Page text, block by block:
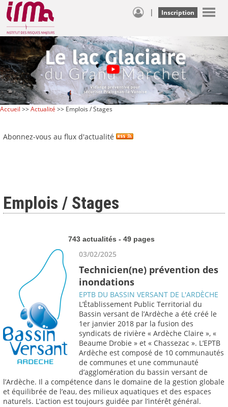
| Inscription
Accueil >>Actualité >> Emplois / Stages
Abonnez-vous au flux d'actualité
Emplois / Stages
743 actualités - 49 pages
03/02/2025
Technicien(ne) prévention des
inondations
EPTB DU BASSIN VERSANT DE L'ARDÈCHE
L’Établissement Public Territorial du
Bassin versant de l’Ardèche a été créé le
1er janvier 2018 par la fusion des
syndicats de rivière « Ardèche Claire », «
Beaume Drobie » et « Chassezac ». L’EPTB
Ardèche est composé de 10 communautés
de communes et une communauté
d’agglomération du bassin versant de
l’Ardèche. Il a compétence dans le domaine de la gestion globale
et équilibrée de l’eau, des milieux aquatiques et des espaces
naturels. L’action est toujours guidée par l’intérêt général.